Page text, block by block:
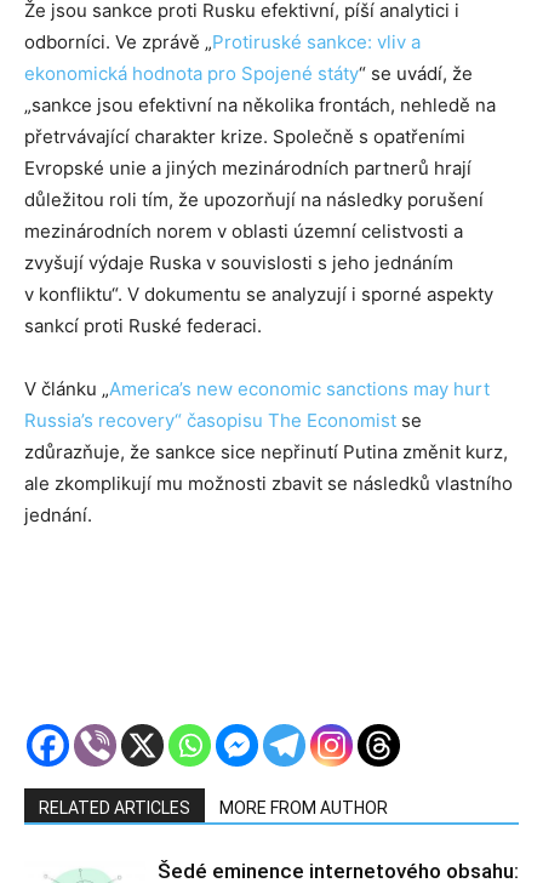
Že jsou sankce proti Rusku efektivní, píší analytici i
odborníci. Ve zprávě „Protiruské sankce: vliv a
ekonomická hodnota pro Spojené státy“ se uvádí, že
„sankce jsou efektivní na několika frontách, nehledě na
přetrvávající charakter krize. Společně s opatřeními
Evropské unie a jiných mezinárodních partnerů hrají
důležitou roli tím, že upozorňují na následky porušení
mezinárodních norem v oblasti územní celistvosti a
zvyšují výdaje Ruska v souvislosti s jeho jednáním
v konfliktu“. V dokumentu se analyzují i sporné aspekty
sankcí proti Ruské federaci.
V článku „America’s new economic sanctions may hurt
Russia’s recovery“ časopisu The Economist se
zdůrazňuje, že sankce sice nepřinutí Putina změnit kurz,
ale zkomplikují mu možnosti zbavit se následků vlastního
jednání.
RELATED ARTICLES MORE FROM AUTHOR
Šedé eminence internetového obsahu: